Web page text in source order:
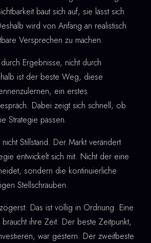
baut sich auf, sie lässt sich
wird von Anfang an realistisch
Versprechen zu machen.
Ergebnisse, nicht durch
ist der beste Weg, diese
ein erstes
Dabei zeigt sich schnell, ob
Strategie passen.
Stillstand. Der Markt verändert
entwickelt sich mit. Nicht der eine
sondern die kontinuierliche
Stellschrauben.
Das ist völlig in Ordnung. Eine
braucht ihre Zeit. Der beste Zeitpunkt,
war gestern. Der zweitbeste